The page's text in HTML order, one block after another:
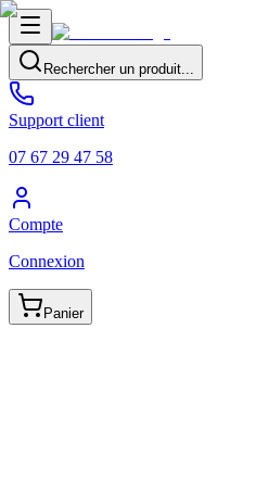
Rechercher un produit...
Support client
07 67 29 47 58
Compte
Connexion
Panier